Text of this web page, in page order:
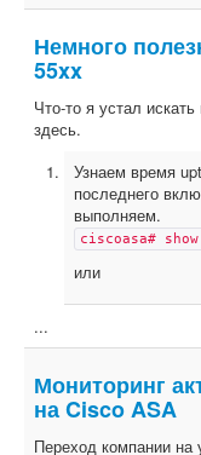
Немного
55xx
Что-то я устал
здесь.
Узнаем время
последнего
выполняем.
ciscoasa#
или
...
Мониторинг
на Cisco ASA
Переход компании на